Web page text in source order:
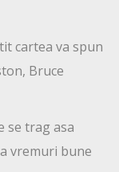
cartea va spun
Bruce
se trag asa
vremuri bune